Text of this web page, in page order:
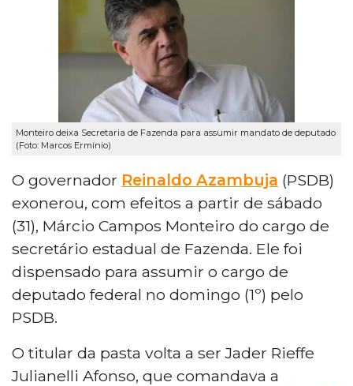
Monteiro deixa Secretaria de Fazenda para assumir mandato de deputado
(Foto: Marcos Ermínio)
O governador Reinaldo Azambuja (PSDB)
exonerou, com efeitos a partir de sábado
(31), Márcio Campos Monteiro do cargo de
secretário estadual de Fazenda. Ele foi
dispensado para assumir o cargo de
deputado federal no domingo (1º) pelo
PSDB.
O titular da pasta volta a ser Jader Rieffe
Julianelli Afonso, que comandava a